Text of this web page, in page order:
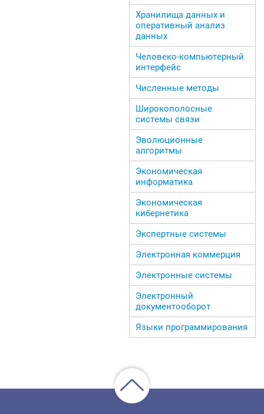
Хранилища данных и
оперативный анализ
данных
Человеко-компьютерный
интерфейс
Численные методы
Широкополосные
системы связи
Эволюционные
алгоритмы
Экономическая
информатика
Экономическая
кибернетика
Экспертные системы
Электронная коммерция
Электронные системы
Электронный
документооборот
Языки программирования